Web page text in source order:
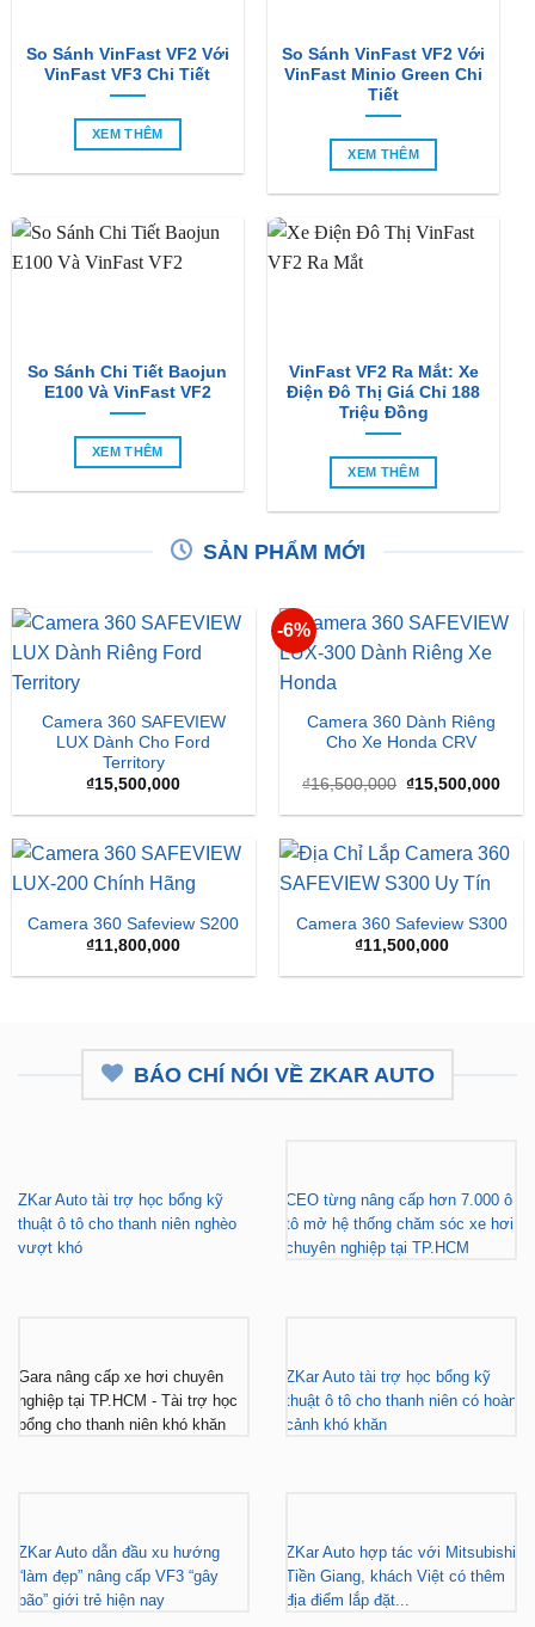
So Sánh VinFast VF2 Với
VinFast VF3 Chi Tiết
XEM THÊM
So Sánh VinFast VF2 Với
VinFast Minio Green Chi
Tiết
XEM THÊM
So Sánh Chi Tiết Baojun
E100 Và VinFast VF2
XEM THÊM
VinFast VF2 Ra Mắt: Xe
Điện Đô Thị Giá Chỉ 188
Triệu Đồng
XEM THÊM
SẢN PHẨM MỚI
Camera 360 SAFEVIEW
LUX Dành Cho Ford
Territory
₫15,500,000
-6%
Camera 360 Dành Riêng
Cho Xe Honda CRV
₫16,500,000 Giá
là:
₫15,500,000Giá
tại
Camera 360 Safeview S200
₫11,800,000
Camera 360 Safeview S300
₫11,500,000
BÁO CHÍ NÓI VỀ ZKAR AUTO
ZKar Auto tài trợ học bổng kỹ
thuật ô tô cho thanh niên nghèo
vượt khó
CEO từng nâng cấp hơn 7.000 ô
tô mở hệ thống chăm sóc xe hơi
chuyên nghiệp tại TP.HCM
Gara nâng cấp xe hơi chuyên
nghiệp tại TP.HCM - Tài trợ học
bổng cho thanh niên khó khăn
ZKar Auto tài trợ học bổng kỹ
thuật ô tô cho thanh niên có hoàn
cảnh khó khăn
ZKar Auto dẫn đầu xu hướng
“làm đẹp” nâng cấp VF3 “gây
bão” giới trẻ hiện nay
ZKar Auto hợp tác với Mitsubishi
Tiền Giang, khách Việt có thêm
địa điểm lắp đặt...